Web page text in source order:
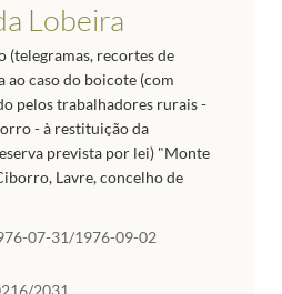
Lobeira
(telegramas, recortes de
caso do boicote (com
pelos trabalhadores rurais -
- à restituição da
prevista por lei) "Monte
Lavre, concelho de
07-31/1976-09-02